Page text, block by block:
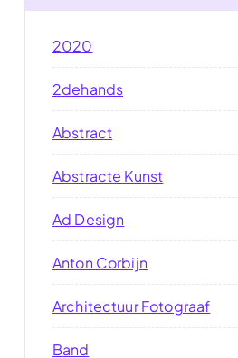
2020
2dehands
Abstract
Abstracte Kunst
Ad Design
Anton Corbijn
Architectuur Fotograaf
Band